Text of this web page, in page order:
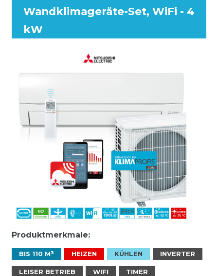
Wandklimageräte-Set, WiFi - 4
kW
Produktmerkmale:
BIS 110 M³ HEIZEN KÜHLEN INVERTER
LEISER BETRIEB WIFI TIMER